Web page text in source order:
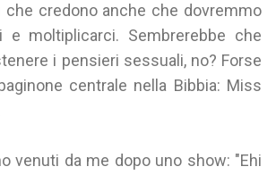
credono anche che dovremmo
e moltiplicarci. Sembrerebbe che
i pensieri sessuali, no? Forse
centrale nella Bibbia: Miss
venuti da me dopo uno show: "Ehi